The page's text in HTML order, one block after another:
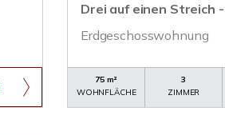
Drei auf einen Streich
Erdgeschosswohnung
75 m²
WOHNFLÄCHE
3
ZIMMER